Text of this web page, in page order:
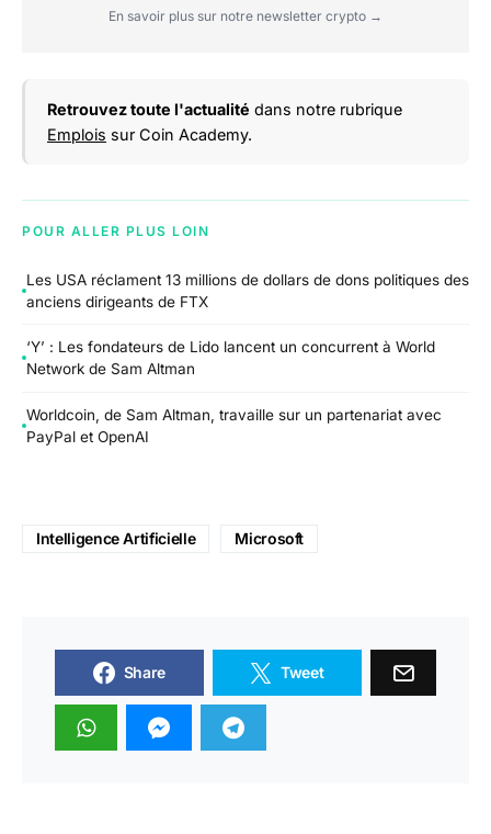
En savoir plus sur notre newsletter crypto →
Retrouvez toute l'actualité dans notre rubrique
Emplois sur Coin Academy.
POUR ALLER PLUS LOIN
Les USA réclament 13 millions de dollars de dons politiques des
anciens dirigeants de FTX
‘Y’ : Les fondateurs de Lido lancent un concurrent à World
Network de Sam Altman
Worldcoin, de Sam Altman, travaille sur un partenariat avec
PayPal et OpenAI
Intelligence Artificielle Microsoft
Share Tweet